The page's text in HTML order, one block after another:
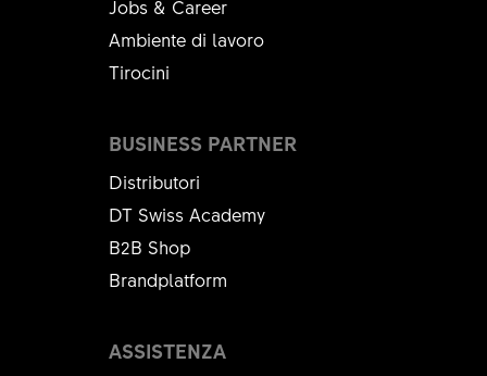
Jobs & Career
Ambiente di lavoro
Tirocini
ASSISTENZA
BUSINESS PARTNER
Distributori
DT Swiss Academy
B2B Shop
Brandplatform